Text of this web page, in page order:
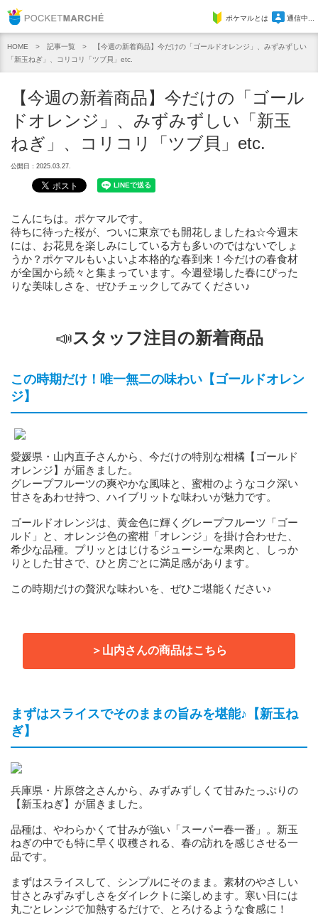
Pocket Marcheポケマルとは 通信中...
HOME 記事一覧
【今週の新着商品】今だけの「ゴールドオレンジ」、みずみずしい
「新玉ねぎ」、コリコリ「ツブ貝」etc.
【今週の新着商品】今だけの「ゴール
ドオレンジ」、みずみずしい「新玉
ねぎ」、コリコリ「ツブ貝」etc.
公開日：2025.03.27.
こんにちは。ポケマルです。
待ちに待った桜が、ついに東京でも開花しましたね☆今週末
には、お花見を楽しみにしている方も多いのではないでしょ
うか？ポケマルもいよいよ本格的な春到来！今だけの春食材
が全国から続々と集まっています。今週登場した春にぴった
りな美味しさを、ぜひチェックしてみてください♪
📣スタッフ注目の新着商品
この時期だけ！唯一無二の味わい【ゴールドオレン
ジ】
愛媛県・山内直子さんから、今だけの特別な柑橘【ゴールド
オレンジ】が届きました。
グレープフルーツの爽やかな風味と、蜜柑のようなコク深い
甘さをあわせ持つ、ハイブリットな味わいが魅力です。
ゴールドオレンジは、黄金色に輝くグレープフルーツ「ゴー
ルド」と、オレンジ色の蜜柑「オレンジ」を掛け合わせた、
希少な品種。プリッとはじけるジューシーな果肉と、しっか
りとした甘さで、ひと房ごとに満足感があります。
この時期だけの贅沢な味わいを、ぜひご堪能ください♪
＞山内さんの商品はこちら
まずはスライスでそのままの旨みを堪能♪【新玉ね
ぎ】
兵庫県・片原啓之さんから、みずみずしくて甘みたっぷりの
【新玉ねぎ】が届きました。
品種は、やわらかくて甘みが強い「スーパー春一番」。新玉
ねぎの中でも特に早く収穫される、春の訪れを感じさせる一
品です。
まずはスライスして、シンプルにそのまま。素材のやさしい
甘さとみずみずしさをダイレクトに楽しめます。寒い日には
丸ごとレンジで加熱するだけで、とろけるような食感に！